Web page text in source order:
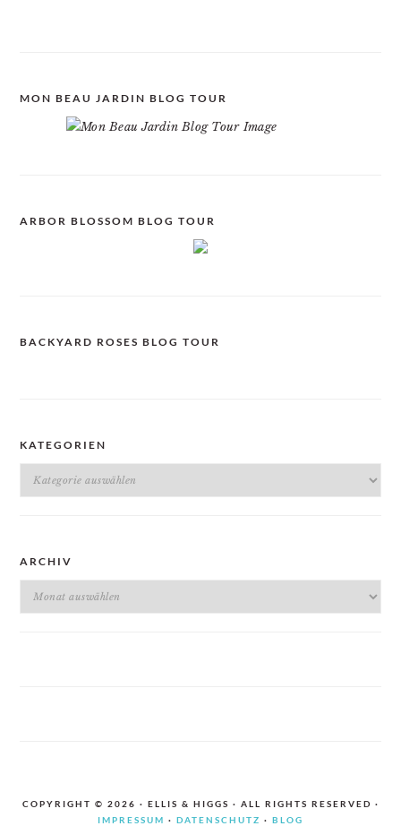
MON BEAU JARDIN BLOG TOUR
ARBOR BLOSSOM BLOG TOUR
BACKYARD ROSES BLOG TOUR
KATEGORIEN
Kategorien
ARCHIV
Archiv
COPYRIGHT © 2026 · ELLIS & HIGGS · ALL RIGHTS RESERVED ·
IMPRESSUM · DATENSCHUTZ · BLOG